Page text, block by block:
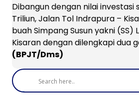
Dibangun dengan nilai investasi
Triliun, Jalan Tol Indrapura –
buah Simpang Susun yakni (SS)
Kisaran dengan dilengkapi dua
(BPJT/Dms)